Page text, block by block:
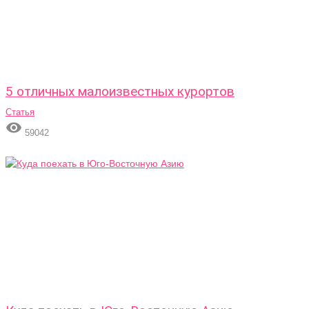
5 отличных малоизвестных курортов
Статья
 59042